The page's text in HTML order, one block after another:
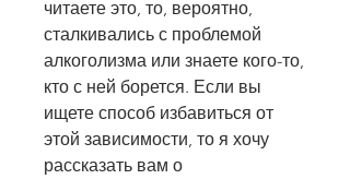
читаете это, то, вероятно,
сталкивались с проблемой
алкоголизма или знаете кого-то,
кто с ней борется. Если вы
ищете способ избавиться от
этой зависимости, то я хочу
рассказать вам о